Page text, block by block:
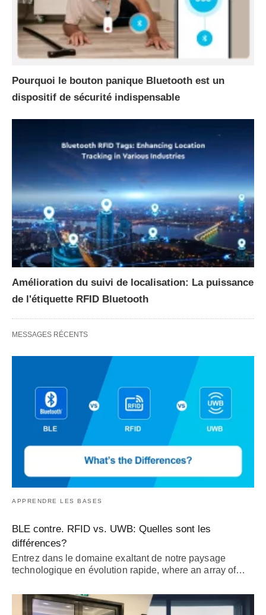
Pourquoi le bouton panique Bluetooth est un
dispositif de sécurité indispensable
Amélioration du suivi de localisation: La puissance
de l'étiquette RFID Bluetooth
MESSAGES RÉCENTS
APPRENDRE LES BASES
BLE contre. RFID vs. UWB: Quelles sont les
différences?
Entrez dans le domaine exaltant de notre paysage
technologique en évolution rapide, where an array of…